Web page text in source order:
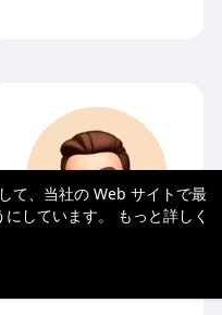
て、当社の Web サイトで最
しています。
もっと詳しく